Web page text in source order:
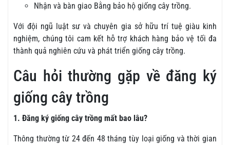
Nhận và bàn giao Bằng bảo hộ giống cây trồng.
Với đội ngũ luật sư và chuyên gia sở hữu trí tuệ giàu kinh
nghiệm, chúng tôi cam kết hỗ trợ khách hàng bảo vệ tối đa
thành quả nghiên cứu và phát triển giống cây trồng.
Câu hỏi thường gặp về đăng ký
giống cây trồng
1. Đăng ký giống cây trồng mất bao lâu?
Thông thường từ 24 đến 48 tháng tùy loại giống và thời gian